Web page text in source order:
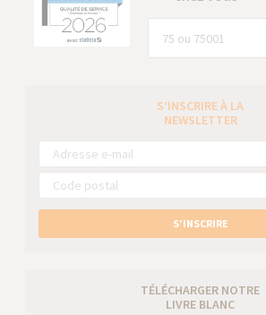
S’INSCRIRE À LA
NEWSLETTER
S’INSCRIRE
TÉLÉCHARGER NOTRE
LIVRE BLANC